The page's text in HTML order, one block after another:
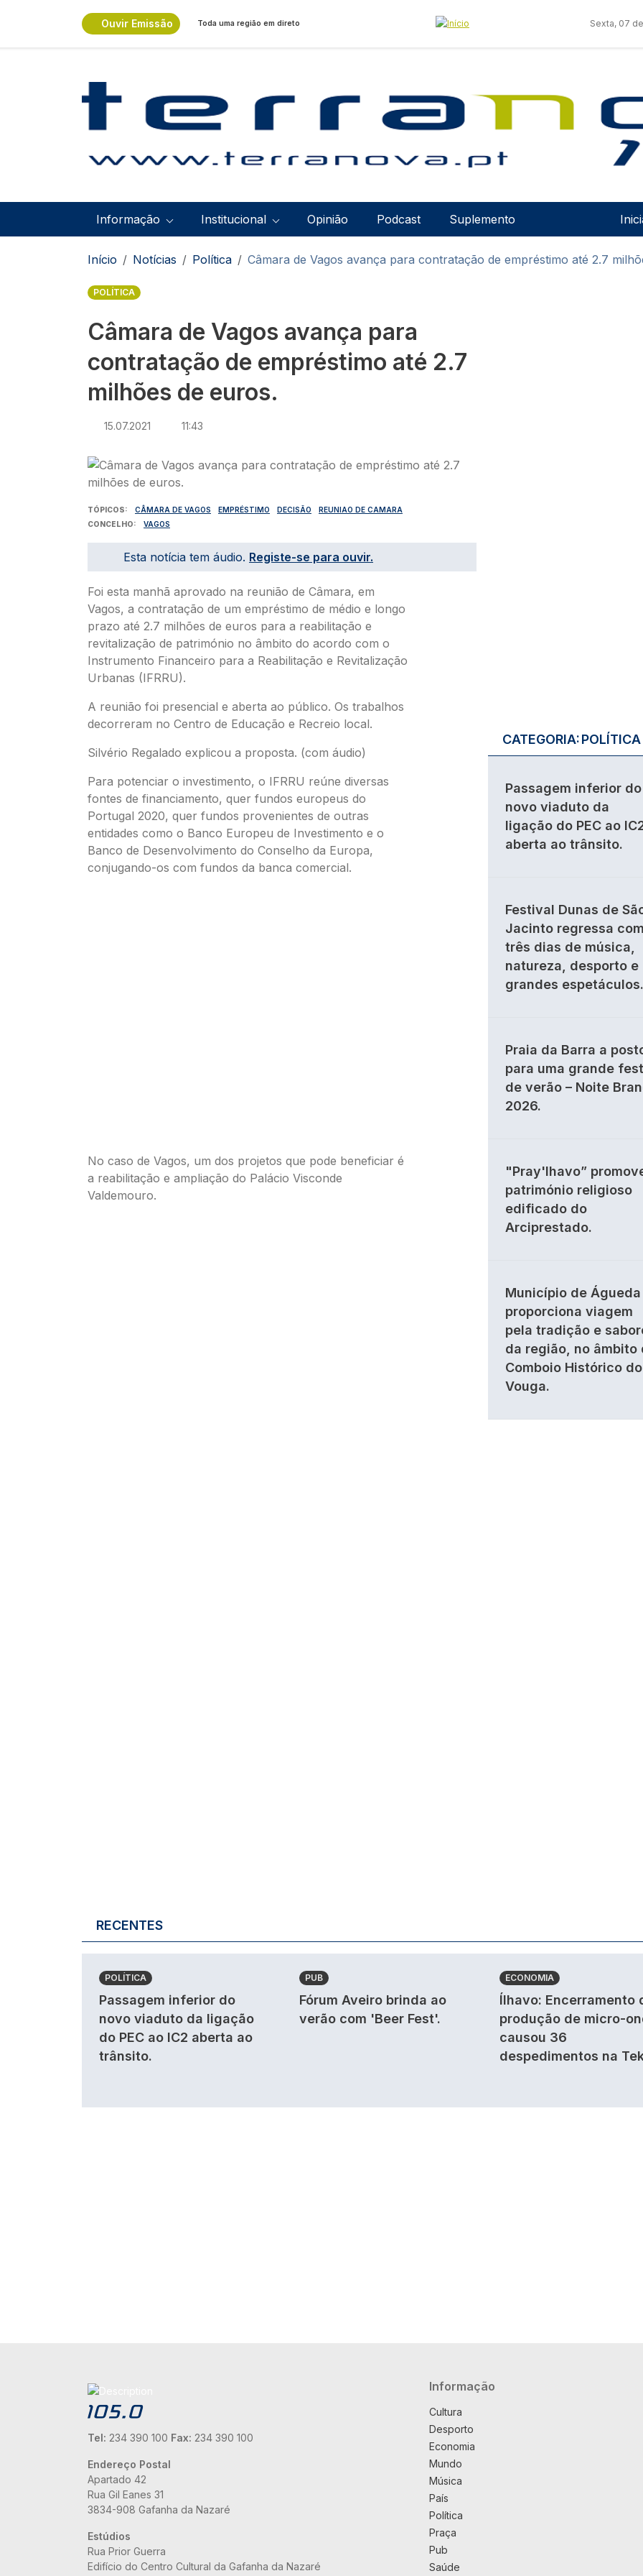
Ouvir Emissão Toda uma região em direto Sexta, 07
Navegação principal
Informação Institucional Opinião Podcast Suplemento
Navegação estrutural
Início Notícias Política Câmara de Vagos avança para contratação de empréstimo até 2.7
POLÍTICA
Câmara de Vagos avança para
contratação de empréstimo até 2.7
milhões de euros.
15.07.2021 11:43
Imagem
TÓPICOS CÂMARA DE VAGOS EMPRÉSTIMO DECISÃO
REUNIAO DE CAMARA
CONCELHO
VAGOS
Esta notícia tem áudio. Registe-se para ouvir.
Foi esta manhã aprovado na reunião de Câmara, em
Vagos, a contratação de um empréstimo de médio e longo
prazo até 2.7 milhões de euros para a reabilitação e
revitalização de património no âmbito do acordo com o
Instrumento Financeiro para a Reabilitação e Revitalização
Urbanas (IFRRU).
A reunião foi presencial e aberta ao público. Os trabalhos
decorreram no Centro de Educação e Recreio local.
Silvério Regalado explicou a proposta. (com áudio)
Para potenciar o investimento, o IFRRU reúne diversas
fontes de financiamento, quer fundos europeus do
Portugal 2020, quer fundos provenientes de outras
entidades como o Banco Europeu de Investimento e o
Banco de Desenvolvimento do Conselho da Europa,
conjugando-os com fundos da banca comercial.
No caso de Vagos, um dos projetos que pode beneficiar é
a reabilitação e ampliação do Palácio Visconde
Valdemouro.
CATEGORIA:POLÍTICA
Passagem inferior do
novo viaduto da
ligação do PEC ao
aberta ao trânsito.
Festival Dunas de
Jacinto regressa com
três dias de música,
natureza, desporto e
grandes espetáculos.
Praia da Barra a
para uma grande
de verão – Noite
2026.
"Pray'lhavo”
património religioso
edificado do
Arciprestado.
Município de Águeda
proporciona viagem
pela tradição e
da região, no âmbito
Comboio Histórico do
Vouga.
RECENTES
POLÍTICA
Passagem inferior do
novo viaduto da ligação
do PEC ao IC2 aberta ao
trânsito.
PUB
Fórum Aveiro brinda ao
verão com 'Beer Fest'.
ECONOMIA
Ílhavo: Encerramento
produção de micro-
causou 36
despedimentos na
Tel: 234 390 100 Fax: 234 390 100
Endereço Postal
Apartado 42
Rua Gil Eanes 31
3834-908 Gafanha da Nazaré
Estúdios
Rua Prior Guerra
Edifício do Centro Cultural da Gafanha da Nazaré
Navegação principal
Informação
Cultura
Desporto
Economia
Mundo
Música
País
Política
Praça
Pub
Saúde